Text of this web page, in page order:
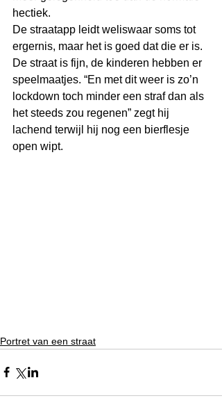
hectiek.
De straatapp leidt weliswaar soms tot
ergernis, maar het is goed dat die er is.
De straat is fijn, de kinderen hebben er
speelmaatjes. “En met dit weer is zo’n
lockdown toch minder een straf dan als
het steeds zou regenen” zegt hij
lachend terwijl hij nog een bierflesje
open wipt.
Portret van een straat